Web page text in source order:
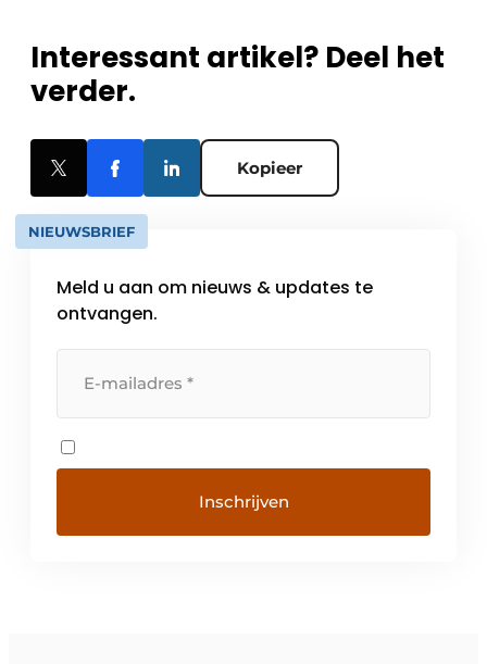
Interessant artikel? Deel het
verder.
Kopieer
NIEUWSBRIEF
Meld u aan om nieuws & updates te
ontvangen.